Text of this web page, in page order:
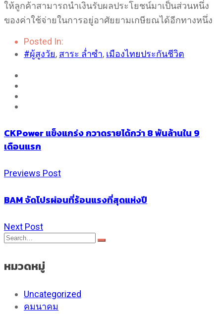
ให้ลูกค้าสามารถนำเงินรับผลประโยชน์มาเป็นส่วนหนึ่ง
ของค่าใช้จ่ายในการอยู่อาศัยยามเกษียณได้อีกทางหนึ่ง
Posted In:
#ผู้สูงวัย, สาระ ล่ำซำ, เมืองไทยประกันชีวิต
CKPower แข็งแกร่ง กวาดรายได้กว่า 8 พันล้านใน 9
เดือนแรก
Previews Post
BAM จัดโปรผ่อนที่ร้อนแรงที่สุดแห่งปี
Next Post
หมวดหมู่
Uncategorized
คมนาคม